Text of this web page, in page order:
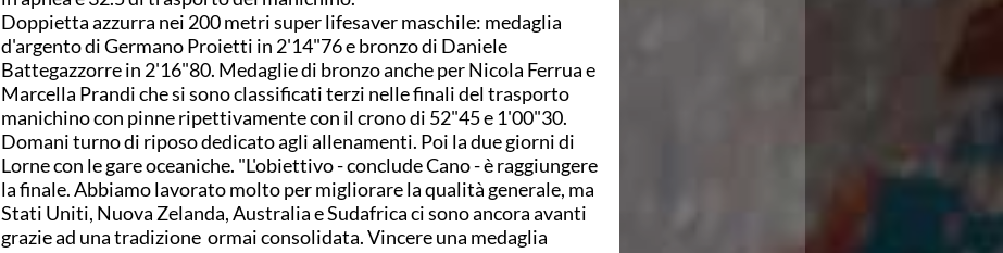
Doppietta azzurra nei 200 metri super lifesaver maschile: medaglia
d'argento di Germano Proietti in 2'14"76 e bronzo di Daniele
Battegazzorre in 2'16"80. Medaglie di bronzo anche per Nicola Ferrua e
Marcella Prandi che si sono classificati terzi nelle finali del trasporto
manichino con pinne ripettivamente con il crono di 52"45 e 1'00"30.
Domani turno di riposo dedicato agli allenamenti. Poi la due giorni di
Lorne con le gare oceaniche. "L'obiettivo - conclude Cano - è raggiungere
la finale. Abbiamo lavorato molto per migliorare la qualità generale, ma
Stati Uniti, Nuova Zelanda, Australia e Sudafrica ci sono ancora avanti
grazie ad una tradizione ormai consolidata. Vincere una medaglia